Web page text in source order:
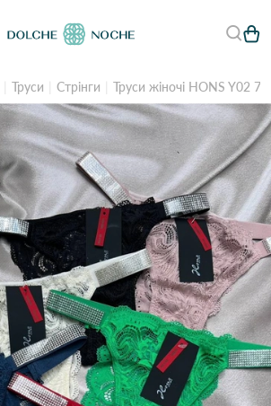
Труси Стрінги Труси жіночі HONS Y02 7в